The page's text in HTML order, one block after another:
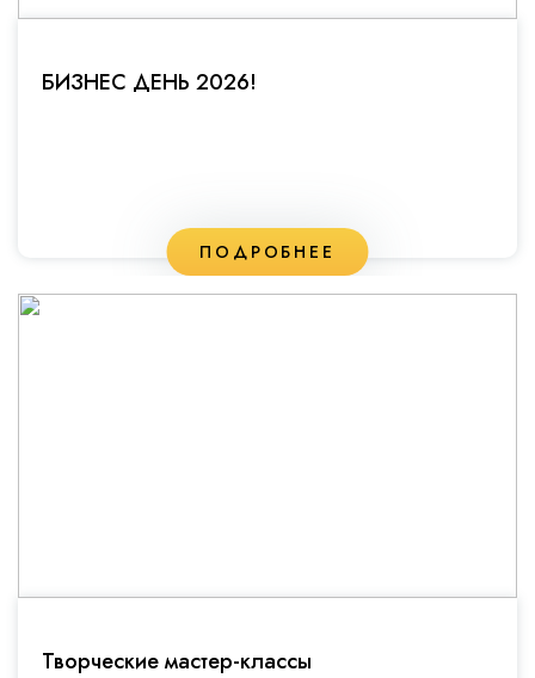
БИЗНЕС ДЕНЬ 2026!
ПОДРОБНЕЕ
Творческие мастер-классы